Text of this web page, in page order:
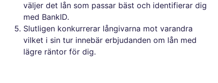
väljer det lån som passar bäst och identifierar dig
med BankID.
Slutligen konkurrerar långivarna mot varandra
vilket i sin tur innebär erbjudanden om lån med
lägre räntor för dig.